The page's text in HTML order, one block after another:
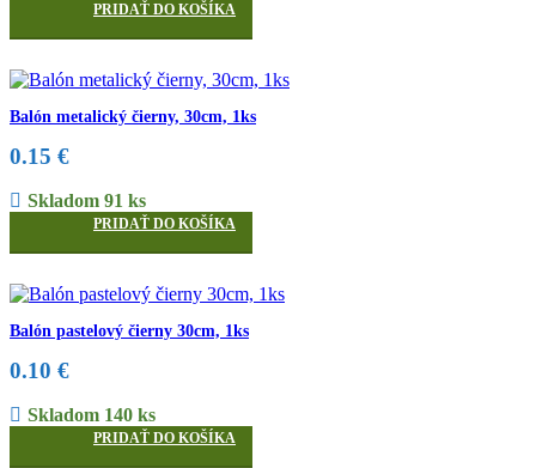
PRIDAŤ DO KOŠÍKA
Balón metalický čierny, 30cm, 1ks
0.15 €
Skladom 91 ks
PRIDAŤ DO KOŠÍKA
Balón pastelový čierny 30cm, 1ks
0.10 €
Skladom 140 ks
PRIDAŤ DO KOŠÍKA